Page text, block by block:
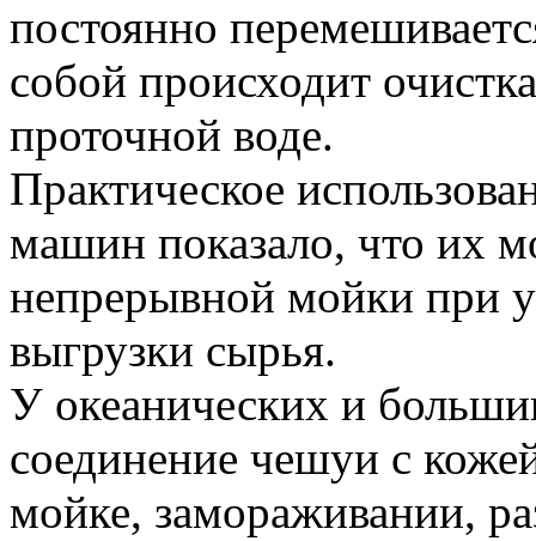
постоянно
собой происходит
проточной воде.
Практическое
машин показало, что их
непрерывной мойки при
выгрузки сырья.
У океанических и
соединение чешуи с
мойке, замораживании,